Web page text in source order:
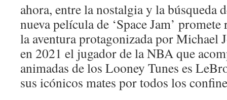
ahora, entre la nostalgia y la búsqueda
nueva película de ‘Space Jam’
la aventura protagonizada por Michael
en 2021 el jugador de la NBA que
animadas de los Looney Tunes es
sus icónicos mates por todos los